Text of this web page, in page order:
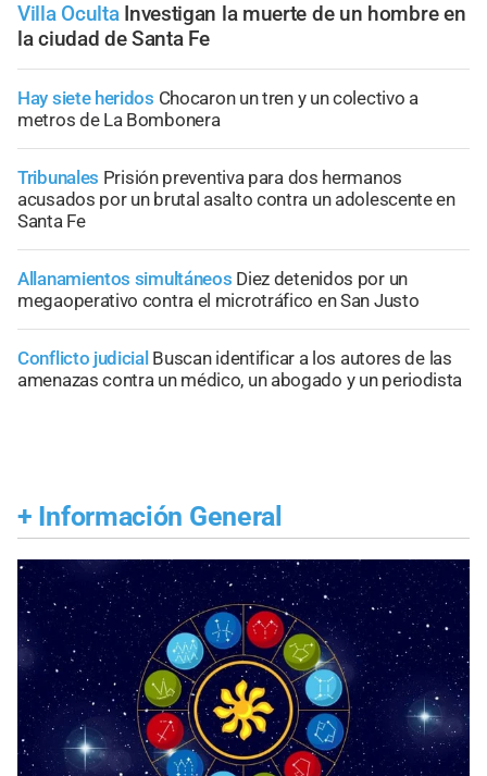
Villa Oculta Investigan la muerte de un hombre en
la ciudad de Santa Fe
Hay siete heridos Chocaron un tren y un colectivo a
metros de La Bombonera
Tribunales Prisión preventiva para dos hermanos
acusados por un brutal asalto contra un adolescente en
Santa Fe
Allanamientos simultáneos Diez detenidos por un
megaoperativo contra el microtráfico en San Justo
Conflicto judicial Buscan identificar a los autores de las
amenazas contra un médico, un abogado y un periodista
+ Información General